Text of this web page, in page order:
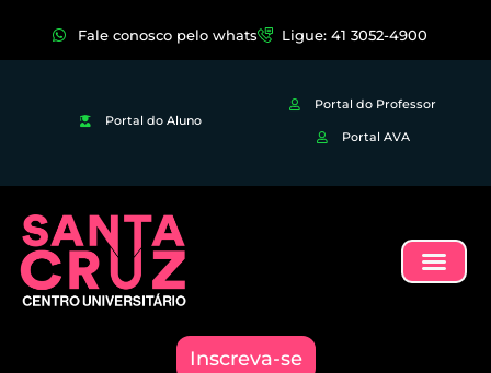
Fale conosco pelo whats Ligue: 41 3052-4900
Portal do Aluno
Portal do Professor
Portal AVA
Inscreva-se